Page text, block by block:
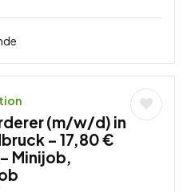
(m/w/d) in
– 17,80 €
Minijob,